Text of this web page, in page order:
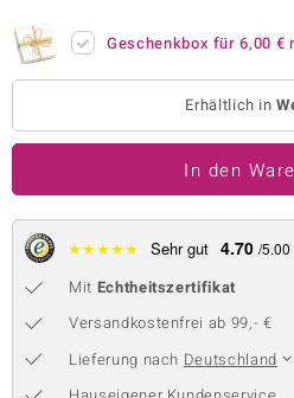
BY DE MELO
Collection
Geschenkbox für6,00 €
Erhältlich in
In den
★★★★★ Sehr gut 4.70 /5.00
Mit Echtheitszertifikat
Versandkostenfrei ab 99,- €
Lieferung nach Deutschland